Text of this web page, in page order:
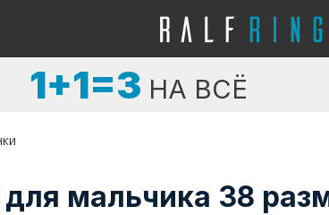
1+1=3 НА ВСЁ
мальчика 38